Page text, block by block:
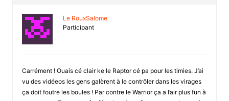
Le RouxSalome
Participant
Carrément ! Ouais cé clair ke le Raptor cé pa pour les timies. J’ai
vu des vidéeos les gens galèrent à le contrôler dans les virages
ça doit foutre les boules ! Par contre le Warrior ça a l’air plus fun à